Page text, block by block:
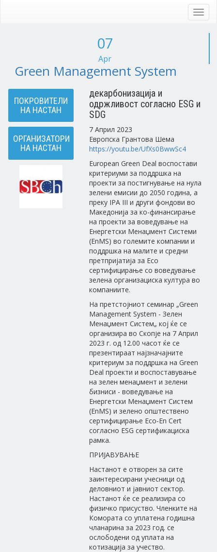
07
Apr
Green Management System
ПОКРОВИТЕЛИ
НА НАСТАН
ОРГАНИЗАТОРИ
НА НАСТАН
декарбонизација и
одржливост согласно ESG и
SDG
7 Април 2023
Европска Грантова Шема
https://youtu.be/UfXs0BwwSc4
European Green Deal воспостави
критериуми за поддршка на
проекти за постигнување на нула
зелени емисии до 2050 година, а
преку IPA III и други фондови во
Македонија за ко-финансирање
на проекти за воведување на
Енергетски Менаџмент Системи
(EnMS) во големите компании и
поддршка на малите и средни
претпријатија за Eco
сертифицирање со воведување
зелена организациска култура во
компаниите.
На претстојниот семинар „Green
Management System - Зелен
Менаџмент Систем„ кој ќе се
организира во Скопје на 7 Април
2023 г. од 12.00 часот ќе се
презентираат најзначајните
критериум за поддршка на Green
Deal проекти и воспоставување
на зелен менаџмент и зелени
бизниси - воведување на
Енергетски Менаџмент Систем
(EnMS) и зелено општествено
сертифицирање Eco-En Cert
согласно ESG сертификациска
рамка.
ПРИЈАВУВАЊЕ
Настанот е отворен за сите
заинтересирани учесници од
деловниот и јавниот сектор.
Настанот ќе се реализира со
физичко присуство. Членките на
Комората со уплатена годишна
чланарина за 2023 год. се
ослободени од уплата на
котизација за учество.